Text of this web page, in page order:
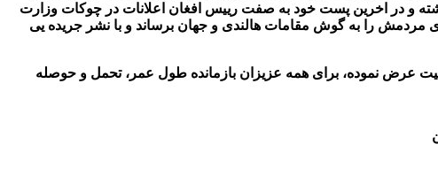
و در اخرین پست خود به صفت رییس افغان اعلانات در چوکات وزارت
را به گوش مقامات هالندی و جهان برساند و با نشر جریده یی
عرض نموده، برای همه عزیزان بازمانده طول عمر، تحمل و حوصله